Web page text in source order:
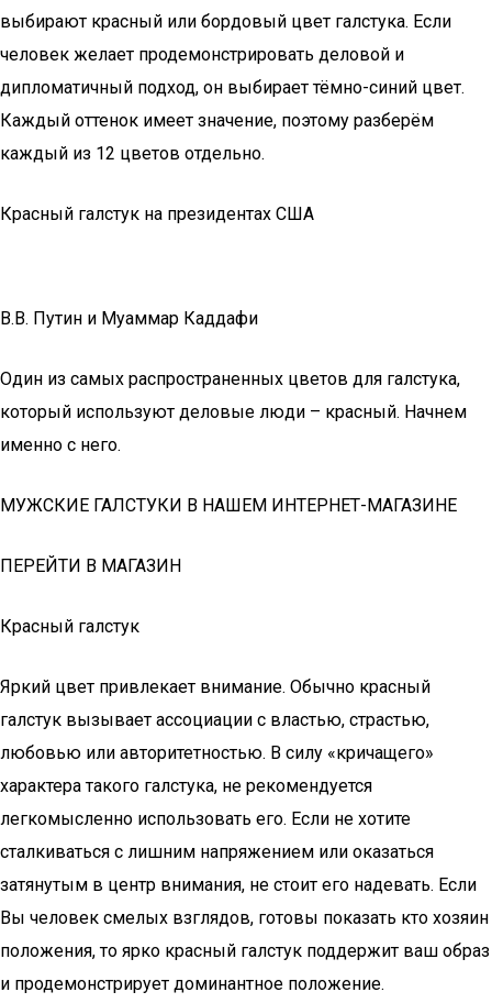
выбирают красный или бордовый цвет галстука. Если
человек желает продемонстрировать деловой и
дипломатичный подход, он выбирает тёмно-синий цвет.
Каждый оттенок имеет значение, поэтому разберём
каждый из 12 цветов отдельно.
Красный галстук на президентах США
В.В. Путин и Муаммар Каддафи
Один из самых распространенных цветов для галстука,
который используют деловые люди – красный. Начнем
именно с него.
МУЖСКИЕ ГАЛСТУКИ В НАШЕМ ИНТЕРНЕТ-МАГАЗИНЕ
ПЕРЕЙТИ В МАГАЗИН
Красный галстук
Яркий цвет привлекает внимание. Обычно красный
галстук вызывает ассоциации с властью, страстью,
любовью или авторитетностью. В силу «кричащего»
характера такого галстука, не рекомендуется
легкомысленно использовать его. Если не хотите
сталкиваться с лишним напряжением или оказаться
затянутым в центр внимания, не стоит его надевать. Если
Вы человек смелых взглядов, готовы показать кто хозяин
положения, то ярко красный галстук поддержит ваш образ
и продемонстрирует доминантное положение.